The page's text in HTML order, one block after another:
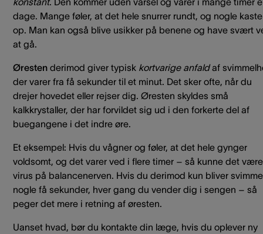
dage. Mange føler, at det hele snurrer rundt, og nogle
op. Man kan også blive usikker på benene og have svært
at gå.
Øresten derimod giver typisk kortvarige anfaldaf
der varer fra få sekunder til et minut. Det sker ofte, når du
drejer hovedet eller rejser dig. Øresten skyldes små
kalkkrystaller, der har forvildet sig ud i den forkerte del af
buegangene i det indre øre.
Et eksempel: Hvis du vågner og føler, at det hele gynger
voldsomt, og det varer ved i flere timer – så kunne det være
virus på balancenerven. Hvis du derimod kun bliver
nogle få sekunder, hver gang du vender dig i sengen – så
peger det mere i retning af øresten.
Uanset hvad, bør du kontakte din læge, hvis du oplever ny